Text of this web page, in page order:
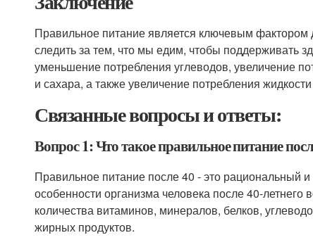
Правильное питание является ключевым
следить за тем, что мы едим, чтобы поддерживать
уменьшение потребления углеводов, увеличение
и сахара, а также увеличение потребления
Связанные вопросы и ответы:
Вопрос 1: Что такое правильное питание
Правильное питание после 40 - это рациональный
особенности организма человека после 40-летнего
количества витаминов, минералов, белков,
жирных продуктов.